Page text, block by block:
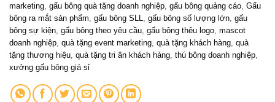
marketing gấu bông quà tặng doanh nghiệp gấu bông quảng cáo Gấu
bông ra mắt sản phẩm gấu bông SLL gấu bông số lượng lớn gấu
bông sự kiện gấu bông theo yêu cầu gấu bông thêu logo mascot
doanh nghiệp quà tặng event marketing quà tặng khách hàng quà
tặng thương hiệu quà tặng tri ân khách hàng thú bông doanh nghiệp
xưởng gấu bông giá sỉ